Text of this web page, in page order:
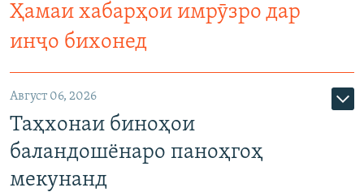
Ҳамаи хабарҳои имрӯзро дар
инҷо бихонед
Август 06, 2026
Таҳхонаи биноҳои
баландошёнаро паноҳгоҳ
мекунанд